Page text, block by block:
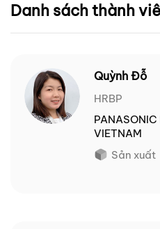
Danh sách thành
Quỳnh Đỗ
HRBP
PANASONIC
VIETNAM
Sản xuất